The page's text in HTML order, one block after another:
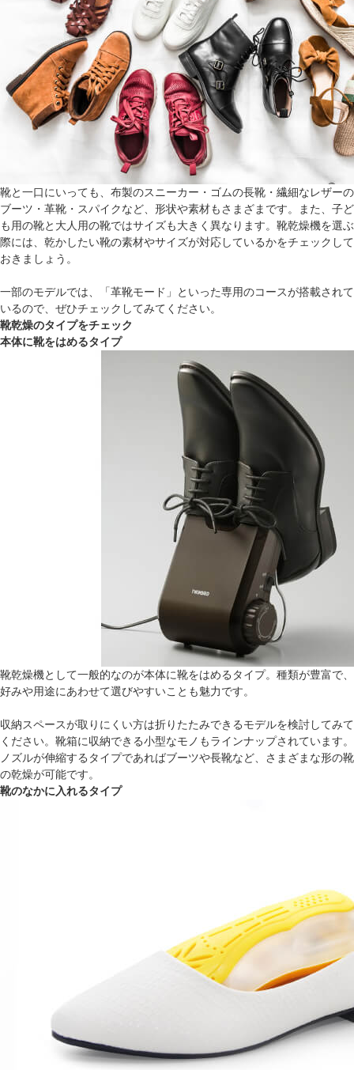
靴と一口にいっても、布製のスニーカー・ゴムの長靴・繊細なレザーの
ブーツ・革靴・スパイクなど、形状や素材もさまざまです。また、子ど
も用の靴と大人用の靴ではサイズも大きく異なります。靴乾燥機を選ぶ
際には、乾かしたい靴の素材やサイズが対応しているかをチェックして
おきましょう。
一部のモデルでは、「革靴モード」といった専用のコースが搭載されて
いるので、ぜひチェックしてみてください。
靴乾燥のタイプをチェック
本体に靴をはめるタイプ
靴乾燥機として一般的なのが本体に靴をはめるタイプ。種類が豊富で、
好みや用途にあわせて選びやすいことも魅力です。
収納スペースが取りにくい方は折りたたみできるモデルを検討してみて
ください。靴箱に収納できる小型なモノもラインナップされています。
ノズルが伸縮するタイプであればブーツや長靴など、さまざまな形の靴
の乾燥が可能です。
靴のなかに入れるタイプ